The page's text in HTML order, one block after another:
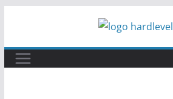
o
conteúdo